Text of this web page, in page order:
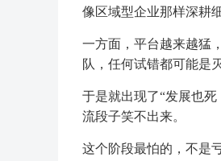
像区域型企业那样深耕
一方面，平台越来越猛
队，任何试错都可能是
于是就出现了“发展也
流段子笑不出来。
这个阶段最怕的，不是